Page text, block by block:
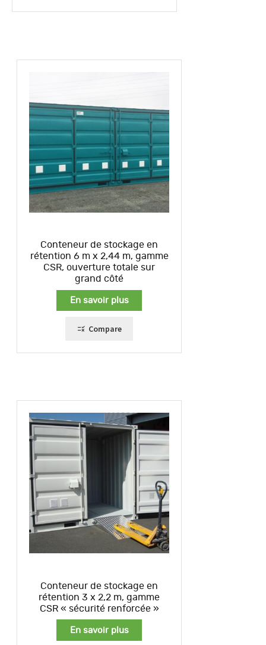
Conteneur de stockage en
rétention 6 m x 2,44 m, gamme
CSR, ouverture totale sur
grand côté
En savoir plus
Compare
Conteneur de stockage en
rétention 3 x 2,2 m, gamme
CSR « sécurité renforcée »
En savoir plus